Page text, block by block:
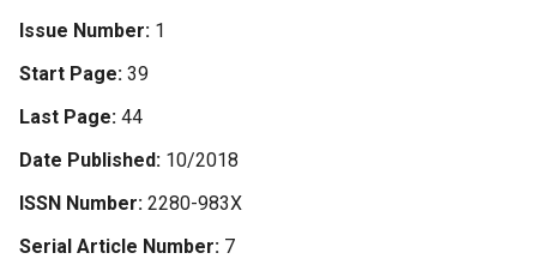
Issue Number 1
Start Page 39
Last Page 44
Date Published 10/2018
ISSN Number 2280-983X
Serial Article Number 7